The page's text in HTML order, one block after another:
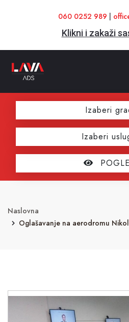
060 0252 989
Klikni i zakaži
Izaberi
Izaberi
Naslovna
Oglašavanje na aerodromu